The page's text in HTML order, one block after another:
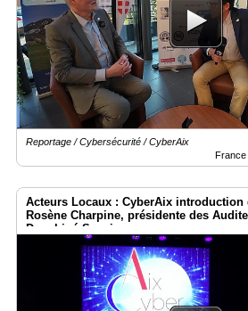
Reportage / Cybersécurité / CyberAix
France
Acteurs Locaux : CyberAix introduction
Rosène Charpine, présidente des
Dauphiné Savoie